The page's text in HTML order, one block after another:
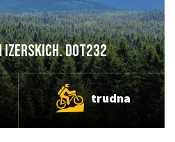
DOT232
trudna